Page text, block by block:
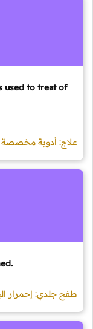
used to treat of
علاج: أدوية مخصصة
طفح جلدي: إحمرار